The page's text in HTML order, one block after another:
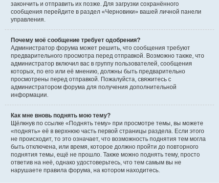
закончить и отправить их позже. Для загрузки сохранённого
сообщения перейдите в раздел «Черновики» вашей личной панели
управления.
Почему моё сообщение требует одобрения?
Администратор форума может решить, что сообщения требуют
предварительного просмотра перед отправкой. Возможно также, что
администратор включил вас в группу пользователей, сообщения
которых, по его или её мнению, должны быть предварительно
просмотрены перед отправкой. Пожалуйста, свяжитесь с
администратором форума для получения дополнительной
информации.
Как мне вновь поднять мою тему?
Щёлкнув по ссылке «Поднять тему» при просмотре темы, вы можете
«поднять» её в верхнюю часть первой страницы раздела. Если этого
не происходит, то это означает, что возможность поднятия тем могла
быть отключена, или время, которое должно пройти до повторного
поднятия темы, ещё не прошло. Также можно поднять тему, просто
ответив на неё, однако удостоверьтесь, что тем самым вы не
нарушаете правила форума, на котором находитесь.